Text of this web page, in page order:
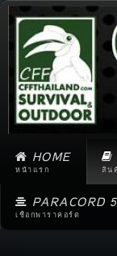
HOME
หน้าแรก สิน
PARACORD
เชือกพาราคอร์ด